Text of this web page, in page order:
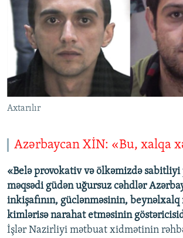
FOTOQALEREYA
İNFOQRAFIKA
KARIKATURA
RADIO ARXIV
OXU ZALI
AZƏRBAYCAN ƏDƏBIYYATI KITABXANASI
İSLAM VƏ DEMOKRATIYA
İZ - MƏDƏNIYYƏT PROQRAMI
HAQQIMIZDA
MISSIYAMIZ
PEŞƏ ETIKASI VƏ JURNALISTIKA
MATERIALLARIMIZDAN ISTIFADƏ
AZADLIQRADIOSU MOBIL TELEFONUNUZDA
XƏBƏR BÜLLETENLƏRIMIZ
BIZI IZLƏ
RFE/RL-in bütün saytları
Axtarılır
Azərbaycan XİN: «Bu, xalqa
«Belə provokativ və ölkəmizdə sabitliyi
məqsədi güdən uğursuz cəhdlər
inkişafının, güclənməsinin,
kimlərisə narahat etməsinin
İşlər Nazirliyi mətbuat xidmətinin